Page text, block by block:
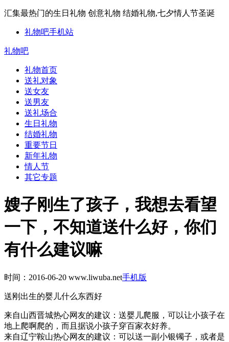
汇集最热门的生日礼物 创意礼物 结婚礼物,七夕情人节圣诞
礼物吧手机站
礼物吧
礼物首页
送礼对象
送女友
送男友
送礼场合
生日礼物
结婚礼物
重要节日
新年礼物
情人节
其它专题
嫂子刚生了孩子，我想去看望
一下，不知道送什么好，你们
有什么建议嘛
时间：2016-06-20 www.liwuba.net手机版
送刚出生的婴儿什么东西好
来自山西晋城热心网友的建议： 送婴儿爬服，可以让小孩子在
地上爬啊爬的，而且据说小孩子穿百家衣好养。
来自辽宁鞍山热心网友的建议： 可以送一副小银镯子，或者是